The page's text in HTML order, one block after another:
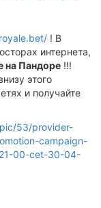
! В
интернета,
на Пандоре !!!
этого
и получайте
53/provider-
campaign-
00-cet-30-04-